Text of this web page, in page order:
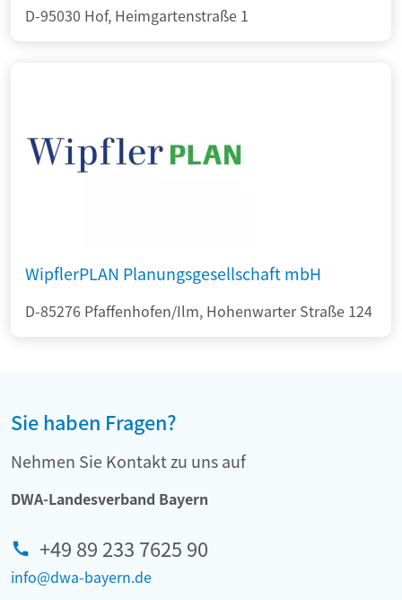
D-95030 Hof, Heimgartenstraße 1
WipflerPLAN Planungsgesellschaft mbH
D-85276 Pfaffenhofen/Ilm, Hohenwarter Straße 124
Sie haben Fragen?
Nehmen Sie Kontakt zu uns auf
DWA-Landesverband Bayern
+49 89 233 7625 90
info@dwa-bayern.de